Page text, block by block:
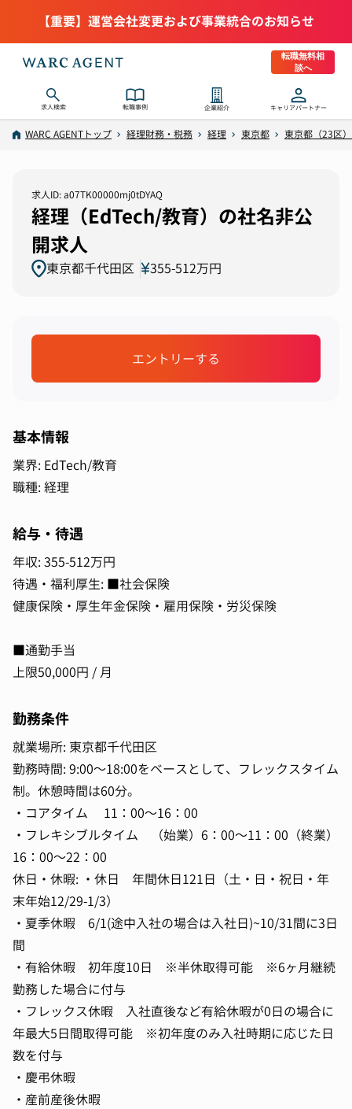
【重要】運営会社変更および事業統合のお知らせ
転職無料相
談へ
求人検索 転職事例 企業紹介 キャリアパートナー
WARC AGENTトップ 経理財務・税務 経理 東京都 東京都（23区）
求人ID: a07TK00000mj0tDYAQ
経理（EdTech/教育）の社名非公
開求人
東京都千代田区 355-512万円
エントリーする
基本情報
業界: EdTech/教育
職種: 経理
給与・待遇
年収: 355-512万円
待遇・福利厚生: ■社会保険
健康保険・厚生年金保険・雇用保険・労災保険
■通勤手当
上限50,000円 / 月
勤務条件
就業場所: 東京都千代田区
勤務時間: 9:00〜18:00をベースとして、フレックスタイム
制。休憩時間は60分。
・コアタイム 11：00～16：00
・フレキシブルタイム （始業）6：00～11：00（終業）
16：00～22：00
休日・休暇: ・休日 年間休日121日（土・日・祝日・年
末年始12/29-1/3）
・夏季休暇 6/1(途中入社の場合は入社日)~10/31間に3日
間
・有給休暇 初年度10日 ※半休取得可能 ※6ヶ月継続
勤務した場合に付与
・フレックス休暇 入社直後など有給休暇が0日の場合に
年最大5日間取得可能 ※初年度のみ入社時期に応じた日
数を付与
・慶弔休暇
・産前産後休暇